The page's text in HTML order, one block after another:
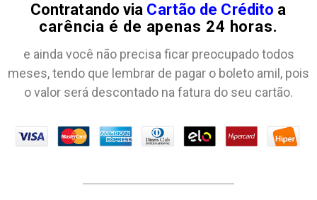
Contratando via Cartão de Crédito a
carência é de apenas 24 horas.
e ainda você não precisa ficar preocupado todos
meses, tendo que lembrar de pagar o boleto amil, pois
o valor será descontado na fatura do seu cartão.